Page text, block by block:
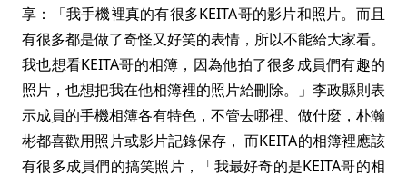
享：「我手機裡真的有很多KEITA哥的影片和照片。而且
有很多都是做了奇怪又好笑的表情，所以不能給大家看。
我也想看KEITA哥的相簿，因為他拍了很多成員們有趣的
照片，也想把我在他相簿裡的照片給刪除。」李政縣則表
示成員的手機相簿各有特色，不管去哪裡、做什麼，朴瀚
彬都喜歡用照片或影片記錄保存， 而KEITA的相簿裡應該
有很多成員們的搞笑照片，「我最好奇的是KEITA哥的相